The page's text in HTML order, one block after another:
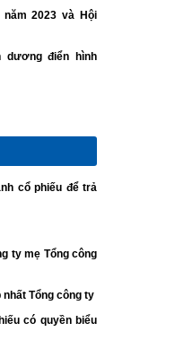
năm 2023 và Hội
dương điển hình
cổ phiếu để trả
ty mẹ Tổng công
nhất Tổng công ty
có quyền biểu